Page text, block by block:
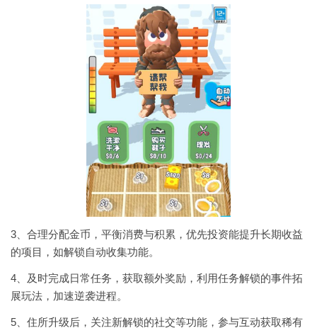
3、合理分配金币，平衡消费与积累，优先投资能提升长期收益
的项目，如解锁自动收集功能。
4、及时完成日常任务，获取额外奖励，利用任务解锁的事件拓
展玩法，加速逆袭进程。
5、住所升级后，关注新解锁的社交等功能，参与互动获取稀有